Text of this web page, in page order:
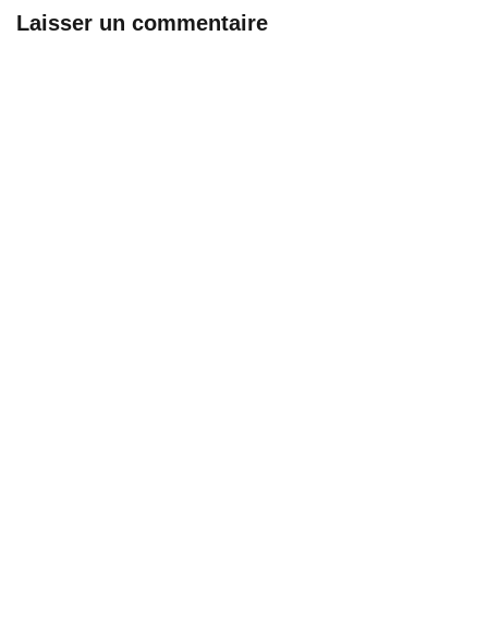
Laisser un commentaire